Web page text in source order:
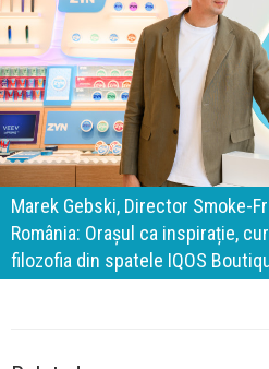
140 de ani de Mercedes-Benz.
important „test al timpului”
cu aceeași responsabilitate față
calitate